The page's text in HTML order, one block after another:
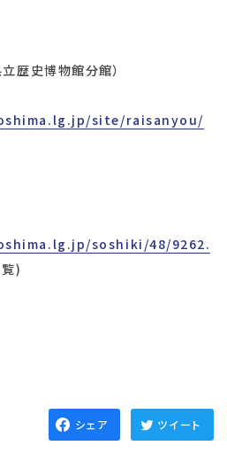
歴史博物館分館）
site/raisanyou/
soshiki/48/9262.
)
シェア ツイート